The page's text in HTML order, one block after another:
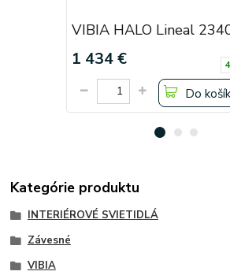
VIBIA HALO Lineal
1 434 €
Do
Kategórie produktu
INTERIÉROVÉ SVIETIDLÁ
Závesné
VIBIA